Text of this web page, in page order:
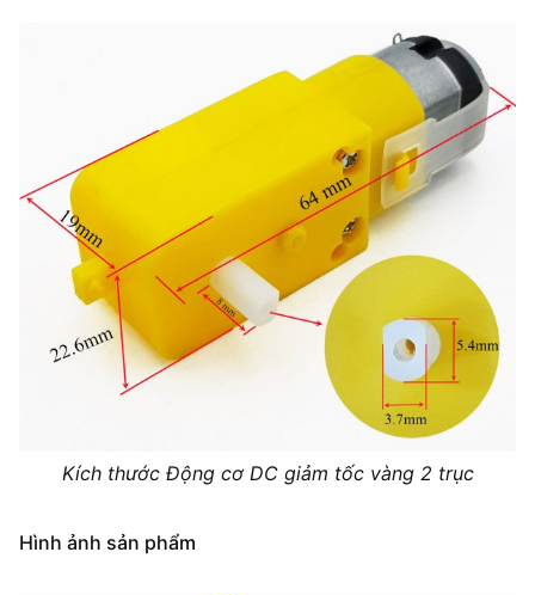
Kích thước Động cơ DC giảm tốc vàng 2 trục
Hình ảnh sản phẩm